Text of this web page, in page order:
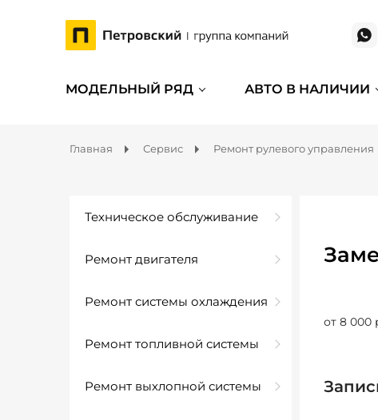
МОДЕЛЬНЫЙ РЯД АВТО В НАЛИЧИИ
Главная Сервис Ремонт рулевого управления
Техническое обслуживание
Ремонт двигателя
Ремонт системы охлаждения
Ремонт топливной системы
Ремонт выхлопной системы
от 8 000